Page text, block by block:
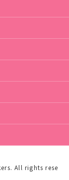
All rights rese